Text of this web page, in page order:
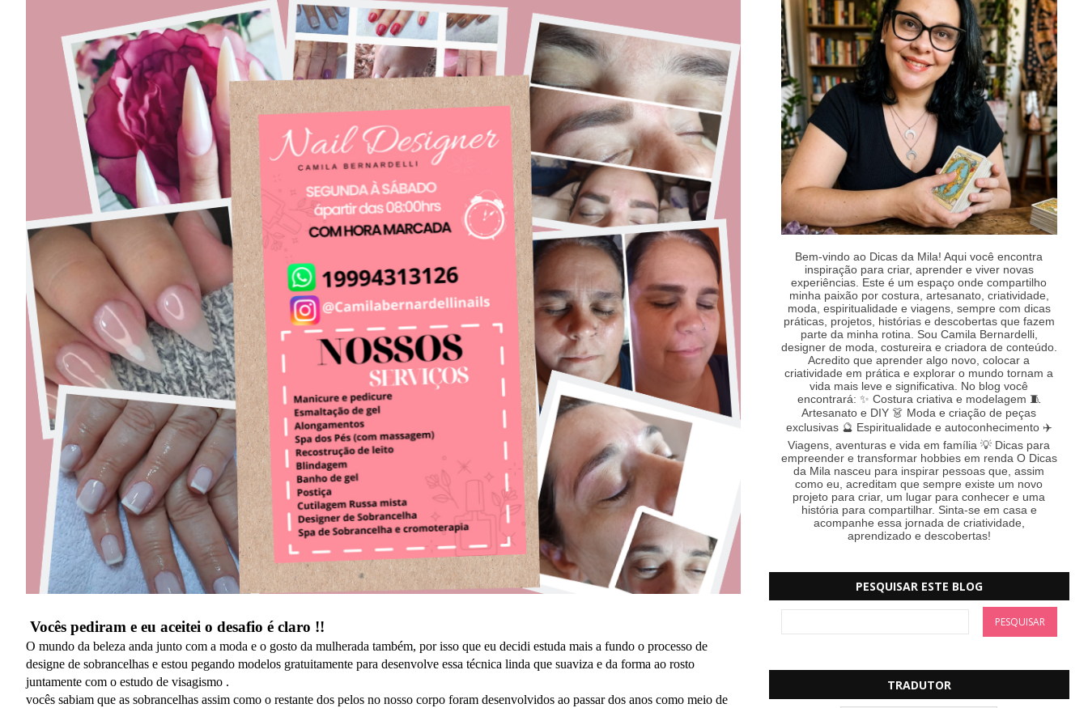
Vocês pediram e eu aceitei o desafio é claro !!
O mundo da beleza anda junto com a moda e o gosto da mulherada também, por isso que eu decidi estuda mais a fundo o processo de
designe de sobrancelhas e estou pegando modelos gratuitamente para desenvolve essa técnica linda que suaviza e da forma ao rosto
juntamente com o estudo de visagismo .
vocês sabiam que as sobrancelhas assim como o restante dos pelos no nosso corpo foram desenvolvidos ao passar dos anos como meio de
Bem-vindo ao Dicas da Mila! Aqui você encontra
inspiração para criar, aprender e viver novas
experiências. Este é um espaço onde compartilho
minha paixão por costura, artesanato, criatividade,
moda, espiritualidade e viagens, sempre com dicas
práticas, projetos, histórias e descobertas que fazem
parte da minha rotina. Sou Camila Bernardelli,
designer de moda, costureira e criadora de conteúdo.
Acredito que aprender algo novo, colocar a
criatividade em prática e explorar o mundo tornam a
vida mais leve e significativa. No blog você
encontrará: ✨ Costura criativa e modelagem 🧵
Artesanato e DIY 👗 Moda e criação de peças
exclusivas 🔮 Espiritualidade e autoconhecimento ✈️
Viagens, aventuras e vida em família 💡 Dicas para
empreender e transformar hobbies em renda O Dicas
da Mila nasceu para inspirar pessoas que, assim
como eu, acreditam que sempre existe um novo
projeto para criar, um lugar para conhecer e uma
história para compartilhar. Sinta-se em casa e
acompanhe essa jornada de criatividade,
aprendizado e descobertas!
PESQUISAR ESTE BLOG
TRADUTOR